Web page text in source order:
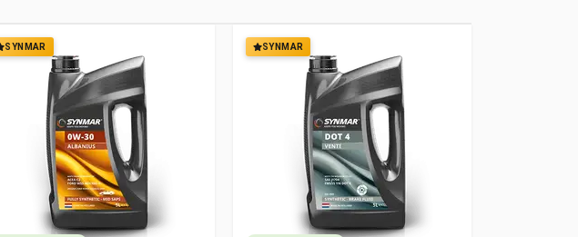
SYNMAR SYNMAR